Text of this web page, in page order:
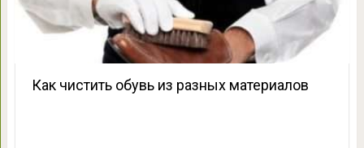
Как чистить обувь из разных материалов